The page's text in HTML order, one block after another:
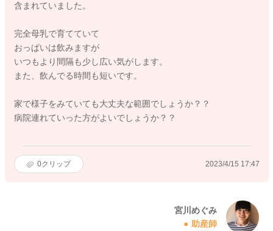
含まれていました。
完全母乳で育てていて
おっぱいは飲みますが
いつもより間隔も少し広い気がします。
また、飲んでる時間も短いです。
家で様子をみていても大丈夫な範囲でしょうか？？
病院連れていった方がよいでしょうか？？
0クリップ 2023/4/15 17:47
宮川めぐみ
助産師